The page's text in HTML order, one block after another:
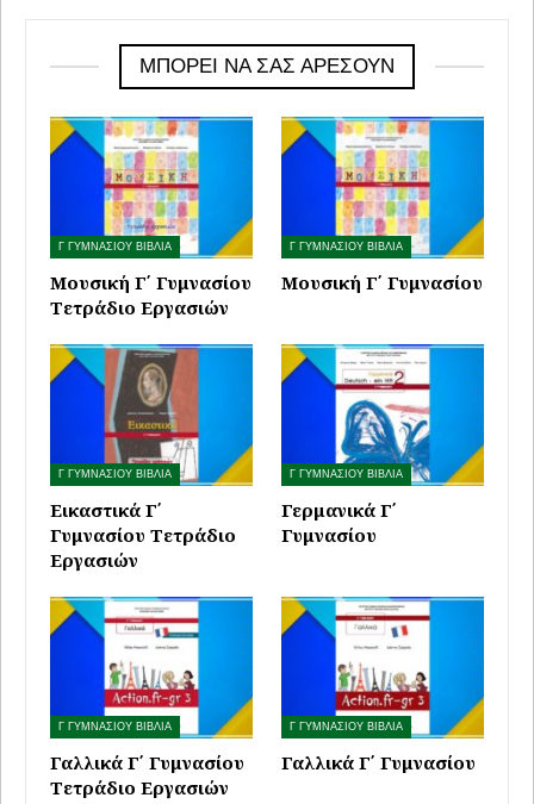
ΜΠΟΡΕΊ ΝΑ ΣΑΣ ΑΡΈΣΟΥΝ
Γ ΓΥΜΝΑΣΙΟΥ ΒΙΒΛΙΑ
Μουσική Γ΄ Γυμνασίου
Τετράδιο Εργασιών
Γ ΓΥΜΝΑΣΙΟΥ ΒΙΒΛΙΑ
Μουσική Γ΄ Γυμνασίου
Γ ΓΥΜΝΑΣΙΟΥ ΒΙΒΛΙΑ
Εικαστικά Γ΄
Γυμνασίου Τετράδιο
Εργασιών
Γ ΓΥΜΝΑΣΙΟΥ ΒΙΒΛΙΑ
Γερμανικά Γ΄
Γυμνασίου
Γ ΓΥΜΝΑΣΙΟΥ ΒΙΒΛΙΑ
Γαλλικά Γ΄ Γυμνασίου
Τετράδιο Εργασιών
Γ ΓΥΜΝΑΣΙΟΥ ΒΙΒΛΙΑ
Γαλλικά Γ΄ Γυμνασίου